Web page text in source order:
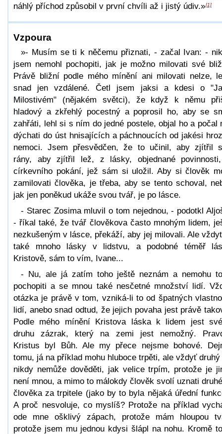
náhlý příchod způsobil v první chvíli až i jistý údiv.»[1]
Vzpoura
»- Musím se ti k něčemu přiznati, - začal Ivan: -
jsem nemohl pochopiti, jak je možno milovati své
Právě bližní podle mého mínění ani milovati nelze,
snad jen vzdálené. Četl jsem jaksi a kdesi o
Milostivém" (nějakém světci), že když k němu
hladový a zkřehlý pocestný a poprosil ho, aby se
zahřáti, lehl si s ním do jedné postele, objal ho a počal
dýchati do úst hnisajících a páchnoucích od jakési
nemoci. Jsem přesvědčen, že to učinil, aby zjítřil
rány, aby zjítřil lež, z lásky, objednané
církevního pokání, jež sám si uložil. Aby si člověk
zamilovati člověka, je třeba, aby se tento schoval,
jak jen poněkud ukáže svou tvář, je po lásce.
- Starec Zosima mluvil o tom nejednou, - podotkl
- říkal také, že tvář člověkova často mnohým lidem,
nezkušeným v lásce, překáží, aby jej milovali. Ale
také mnoho lásky v lidstvu, a podobné téměř
Kristově, sám to vím, Ivane...
- Nu, ale já zatím toho ještě neznám a nemohu
pochopiti a se mnou také nesčetné množství lidí.
otázka je právě v tom, vzniká-li to od špatných
lidí, anebo snad odtud, že jejich povaha jest právě
Podle mého mínění Kristova láska k lidem jest
druhu zázrak, který na zemi jest nemožný.
Kristus byl Bůh. Ale my přece nejsme bohové.
tomu, já na příklad mohu hluboce trpěti, ale vždyť druhý
nikdy nemůže dověděti, jak velice trpím, protože je
není mnou, a mimo to málokdy člověk svolí uznati
člověka za trpitele (jako by to byla nějaká úřední
A proč nesvoluje, co myslíš? Protože na příklad
ode mne ošklivý zápach, protože mám hloupou
protože jsem mu jednou kdysi šlápl na nohu. Kromě